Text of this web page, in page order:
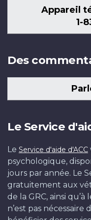
Appareil
1-
Des
Le Service
Le Service d'aide d'ACC
psychologique,
jours par année. Le
gratuitement aux
de la GRC, ainsi
n’est pas nécessaire